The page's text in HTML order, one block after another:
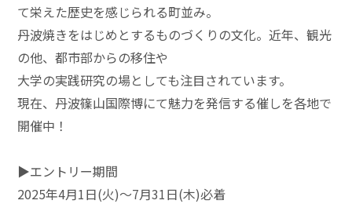
て栄えた歴史を感じられる町並み。
丹波焼きをはじめとするものづくりの文化。近年、観光
の他、都市部からの移住や
大学の実践研究の場としても注目されています。
現在、丹波篠山国際博にて魅力を発信する催しを各地で
開催中！
▶︎エントリー期間
2025年4月1日(火)〜7月31日(木)必着